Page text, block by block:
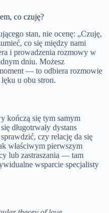
co czuję?
stan, nie ocenę: „Czuję,
co się między nami
i prowadzenia rozmowy w
dniu. Możesz
— to odbiera rozmowie
u obu stron.
kończą się tym samym
długotrwały dystans
czy relację da się
właściwym pierwszym
lub zastraszania — tam
wsparcie specjalisty